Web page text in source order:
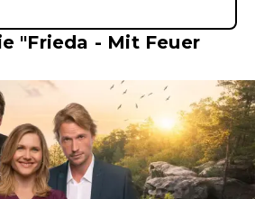
"Frieda - Mit Feuer